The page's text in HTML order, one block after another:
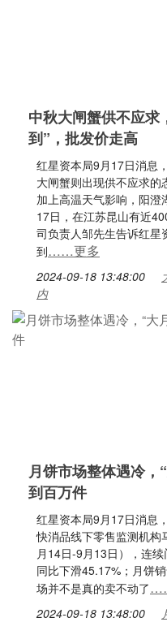
中秋大闸蟹供不应求
到”，批发价走高
红星资本局9月17日消息
大闸蟹则出现供不应求的
加上高温天气影响，阳澄
17日，在江苏昆山有近
司负责人邹先生告诉红星
到……更多
2024-09-18 13:48:00
内
月饼市场整体遇冷，
到百万件
红星资本局9月17日消息
快消品线下零售监测机构
月14日-9月13日），连
同比下滑45.17%；月饼
场并不是真的卖不动了
2024-09-18 13:48:00